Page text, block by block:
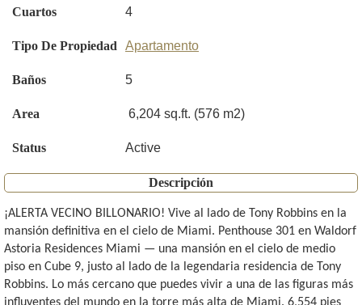
Cuartos 4
Tipo De Propiedad Apartamento
Baños 5
Area 6,204 sq.ft. (576 m2)
Status Active
Descripción
¡ALERTA VECINO BILLONARIO! Vive al lado de Tony Robbins en la
mansión definitiva en el cielo de Miami. Penthouse 301 en Waldorf
Astoria Residences Miami — una mansión en el cielo de medio
piso en Cube 9, justo al lado de la legendaria residencia de Tony
Robbins. Lo más cercano que puedes vivir a una de las figuras más